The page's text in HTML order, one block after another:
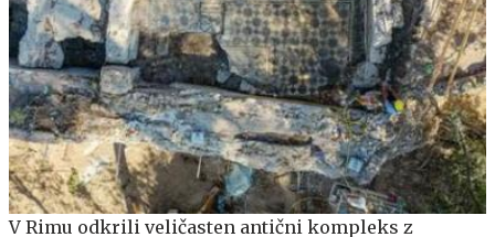
V Rimu odkrili veličasten antični kompleks z